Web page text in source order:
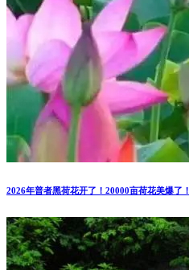
2026年普者黑荷花开了！20000亩荷花美爆了！